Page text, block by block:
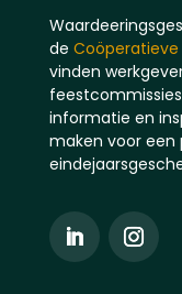
de Coöperatieve
vinden
informatie en
maken voor een